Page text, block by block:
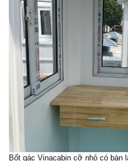
Bốt gác Vinacabin cỡ nhỏ có bàn